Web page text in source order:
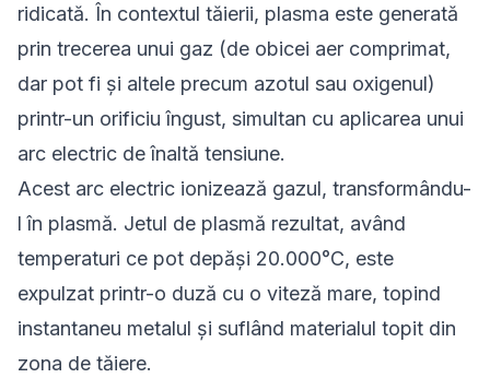
ridicată. În contextul tăierii, plasma este generată
prin trecerea unui gaz (de obicei aer comprimat,
dar pot fi și altele precum azotul sau oxigenul)
printr-un orificiu îngust, simultan cu aplicarea unui
arc electric de înaltă tensiune.
Acest arc electric ionizează gazul, transformându-
l în plasmă. Jetul de plasmă rezultat, având
temperaturi ce pot depăși 20.000°C, este
expulzat printr-o duză cu o viteză mare, topind
instantaneu metalul și suflând materialul topit din
zona de tăiere.